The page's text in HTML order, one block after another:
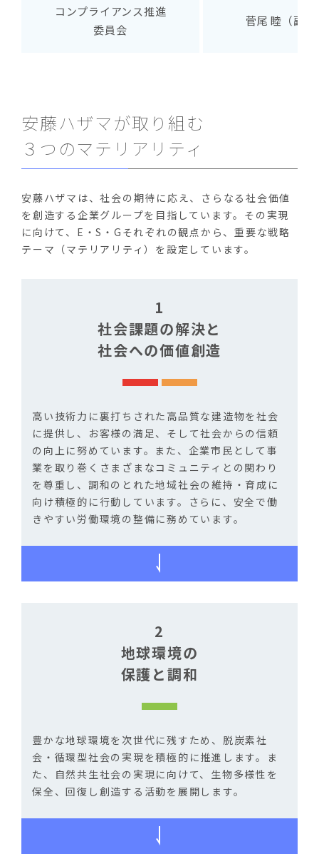
コンプライアンス推進
委員会
菅尾 睦（副社
安藤ハザマが取り組む
３つのマテリアリティ
安藤ハザマは、社会の期待に応え、さらなる社会価値
を創造する企業グループを目指しています。その実現
に向けて、E・S・Gそれぞれの観点から、重要な戦略
テーマ（マテリアリティ）を設定しています。
1
社会課題の解決と
社会への価値創造
高い技術力に裏打ちされた高品質な建造物を社会
に提供し、お客様の満足、そして社会からの信頼
の向上に努めています。また、企業市民として事
業を取り巻くさまざまなコミュニティとの関わり
を尊重し、調和のとれた地域社会の維持・育成に
向け積極的に行動しています。さらに、安全で働
きやすい労働環境の整備に務めています。
2
地球環境の
保護と調和
豊かな地球環境を次世代に残すため、脱炭素社
会・循環型社会の実現を積極的に推進します。ま
た、自然共生社会の実現に向けて、生物多様性を
保全、回復し創造する活動を展開します。